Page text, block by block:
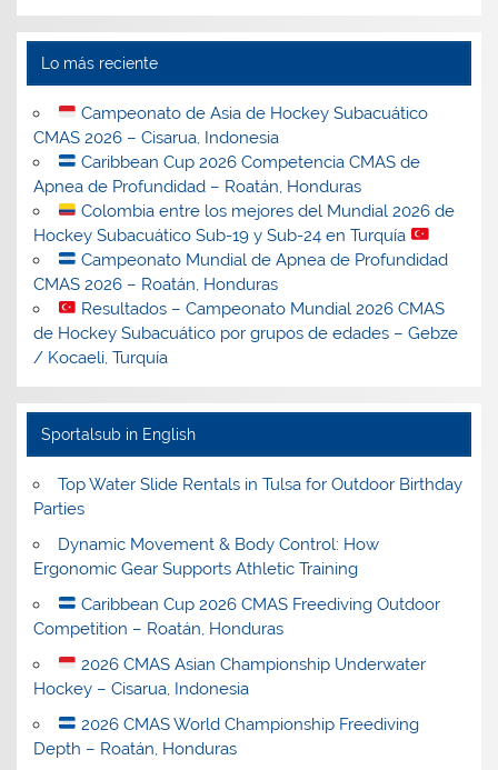
Lo más reciente
Campeonato de Asia de Hockey Subacuático
CMAS 2026 – Cisarua, Indonesia
Caribbean Cup 2026 Competencia CMAS de
Apnea de Profundidad – Roatán, Honduras
Colombia entre los mejores del Mundial 2026 de
Hockey Subacuático Sub-19 y Sub-24 en Turquía
Campeonato Mundial de Apnea de Profundidad
CMAS 2026 – Roatán, Honduras
Resultados – Campeonato Mundial 2026 CMAS
de Hockey Subacuático por grupos de edades – Gebze
/ Kocaeli, Turquía
Sportalsub in English
Top Water Slide Rentals in Tulsa for Outdoor Birthday
Parties
Dynamic Movement & Body Control: How
Ergonomic Gear Supports Athletic Training
Caribbean Cup 2026 CMAS Freediving Outdoor
Competition – Roatán, Honduras
2026 CMAS Asian Championship Underwater
Hockey – Cisarua, Indonesia
2026 CMAS World Championship Freediving
Depth – Roatán, Honduras